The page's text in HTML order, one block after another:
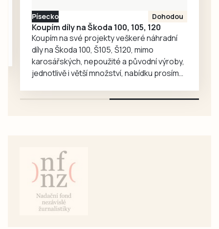
Písecko Dohodou
Koupím díly na Škoda 100, 105, 120
Koupím na své projekty veškeré náhradní
díly na Škoda 100, Š105, Š120, mimo
karosářských, nepoužité a původní výroby,
jednotlivě i větší množství, nabídku prosím